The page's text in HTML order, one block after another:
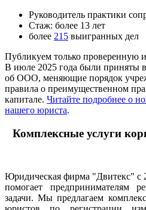
Руководитель практики
Стаж: более 13 лет
более 215 выигранных дел
Публикуем только проверенную
В июле 2025 года были приняты
об ООО, меняющие порядок
правила о преимущественном
капитале. Читайте подробнее о
нашего юриста.
Комплексные услуги
Юридическая фирма "Двитекс" с
помогает предпринимателям
задачи. Мы предлагаем